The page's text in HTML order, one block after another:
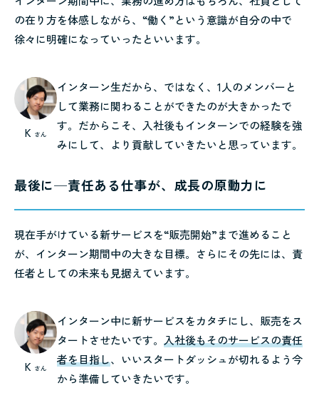
の在り方を体感しながら、“働く”という意識が自分の中で
徐々に明確になっていったといいます。
K さん
インターン生だから、ではなく、1人のメンバーと
して業務に関わることができたのが大きかったで
す。だからこそ、入社後もインターンでの経験を強
みにして、より貢献していきたいと思っています。
最後に─責任ある仕事が、成長の原動力に
現在手がけている新サービスを“販売開始”まで進めること
が、インターン期間中の大きな目標。さらにその先には、責
任者としての未来も見据えています。
K さん
インターン中に新サービスをカタチにし、販売をス
タートさせたいです。 入社後もそのサービスの責任
者を目指し、いいスタートダッシュが切れるよう今
から準備していきたいです。